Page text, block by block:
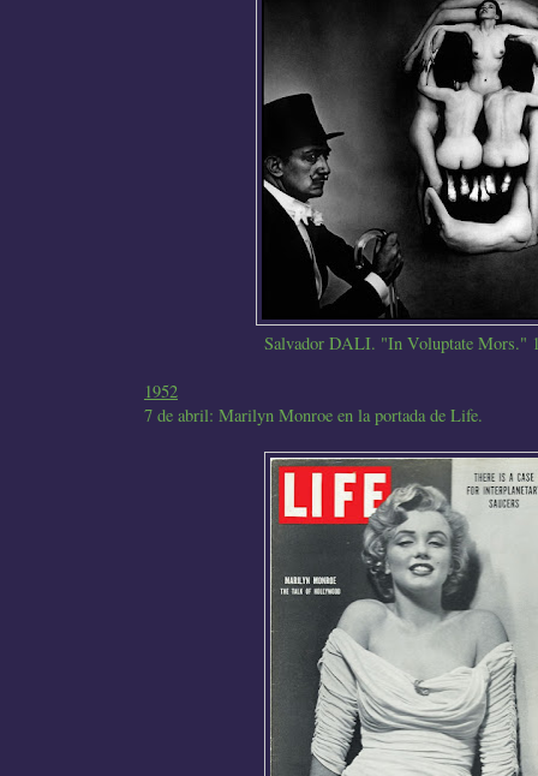
Salvador DALI. "In Voluptate Mors."
1952
7 de abril: Marilyn Monroe en la portada de Life.